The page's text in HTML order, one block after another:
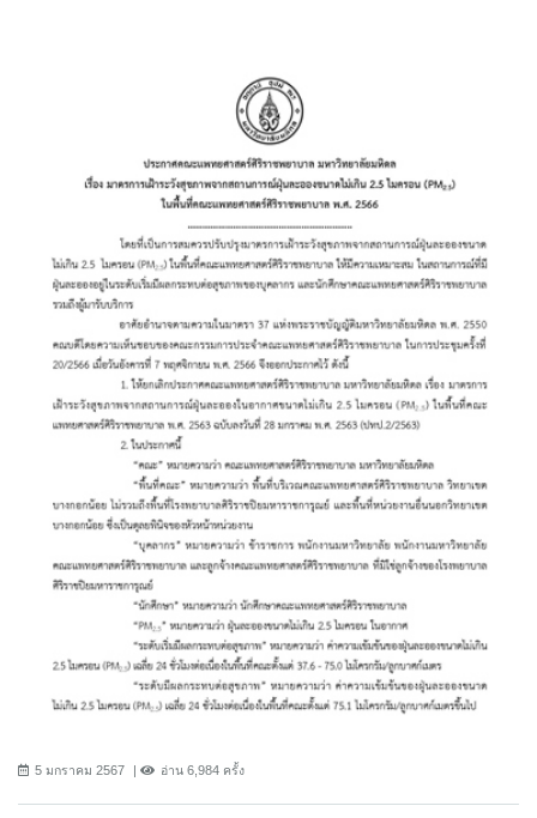
5 มกราคม 2567 อ่าน 6,984 ครั้ง